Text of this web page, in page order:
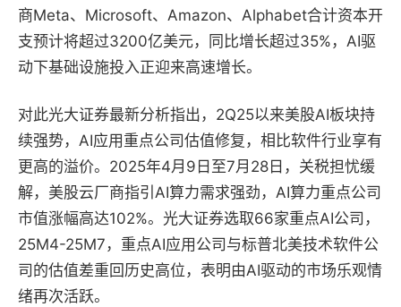
商Meta、Microsoft、Amazon、Alphabet合计资本开
支预计将超过3200亿美元，同比增长超过35%，AI驱
动下基础设施投入正迎来高速增长。
对此光大证券最新分析指出，2Q25以来美股AI板块持
续强势，AI应用重点公司估值修复，相比软件行业享有
更高的溢价。2025年4月9日至7月28日，关税担忧缓
解，美股云厂商指引AI算力需求强劲，AI算力重点公司
市值涨幅高达102%。光大证券选取66家重点AI公司，
25M4-25M7，重点AI应用公司与标普北美技术软件公
司的估值差重回历史高位，表明由AI驱动的市场乐观情
绪再次活跃。